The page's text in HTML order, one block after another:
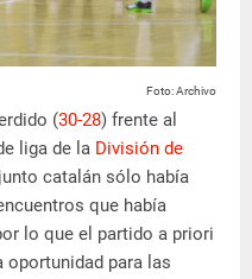
Foto: Archivo
(30-28) frente al
liga de la División de
catalán sólo había
que había
lo que el partido a priori
oportunidad para las